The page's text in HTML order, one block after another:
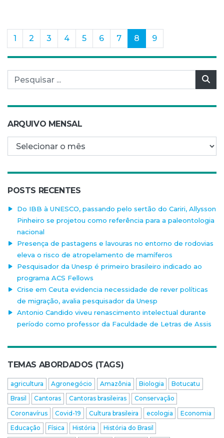
1 2 3 4 5 6 7 8 (current)
9
Pesquisar por:
ARQUIVO MENSAL
Arquivo mensal
POSTS RECENTES
Do IBB à UNESCO, passando pelo sertão do Cariri, Allysson
Pinheiro se projetou como referência para a paleontologia
nacional
Presença de pastagens e lavouras no entorno de rodovias
eleva o risco de atropelamento de mamíferos
Pesquisador da Unesp é primeiro brasileiro indicado ao
programa ACS Fellows
Crise em Ceuta evidencia necessidade de rever políticas
de migração, avalia pesquisador da Unesp
Antonio Candido viveu renascimento intelectual durante
período como professor da Faculdade de Letras de Assis
TEMAS ABORDADOS (TAGS)
agricultura Agronegócio Amazônia Biologia
Botucatu
Brasil
Cantoras Cantoras brasileiras
Conservação
Coronavírus
Covid-19 Cultura brasileira ecologia
Economia
Educação
Física História
História do Brasil